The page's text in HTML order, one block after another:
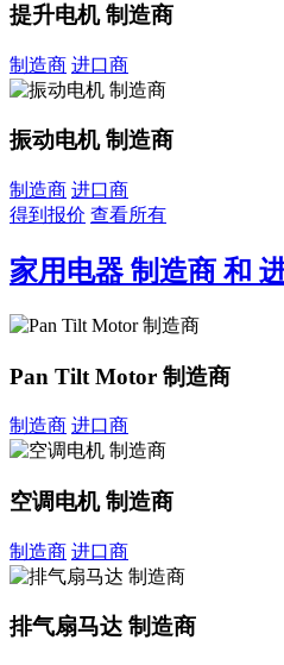
提升电机 制造商
制造商 进口商
振动电机 制造商
制造商 进口商
得到报价 查看所有
家用电器 制造商 和
Pan Tilt Motor 制造商
制造商 进口商
空调电机 制造商
制造商 进口商
排气扇马达 制造商